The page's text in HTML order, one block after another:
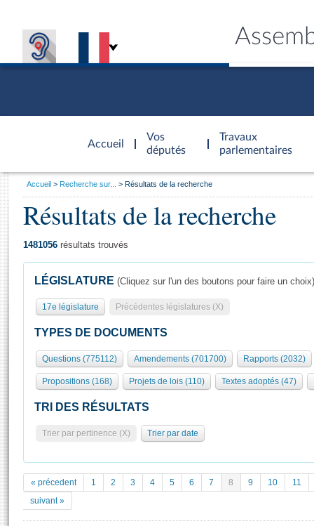
Accueil
d'accueil
Vos
députés
Travaux
parlementaires
Présidence
577 députés
Groupes politiques
Séance publique
Commissions et autres organes
Europe et International
Pétitions
Documents parlementaires
Projets de loi
Général
Rôle et pouvoirs de l'Assemblée
Organisation de l'Assemblée
Présidence Conférence des Présidents Bureau Collège des
Statistiques et chiffres clés
Documents de référence
( Constitution | Règlement de l'Assemblée ... )
Visiter l'Assemblée
Visite virtuelle du palais Bourbon
Assister à une séance
La Bibliothèque
Les archives
Vous
Accueil Recherche sur... Résultats de la recherche
Résultats de la recherche
1481056 résultats trouvés
LÉGISLATURE (Cliquez sur l'un des boutons pour faire un choix)
17e législature Précédentes législatures (X)
TYPES DE DOCUMENTS
Questions (775112) Amendements (701700) Rapports (2032)
Propositions (168) Projets de lois (110) Textes adoptés (47)
TRI DES RÉSULTATS
Trier par pertinence (X) Trier par date
« précedent 1 2 3 4 5 6 7 8 9 10
11
suivant »